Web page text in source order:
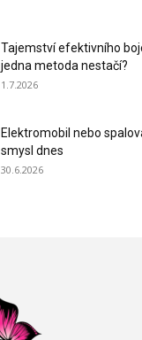
Tajemství efektivního
jedna metoda nestačí?
1.7.2026
Elektromobil nebo
smysl dnes
30.6.2026